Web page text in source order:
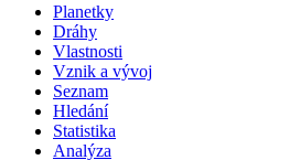
Planetky
Dráhy
Vlastnosti
Vznik a vývoj
Seznam
Hledání
Statistika
Analýza